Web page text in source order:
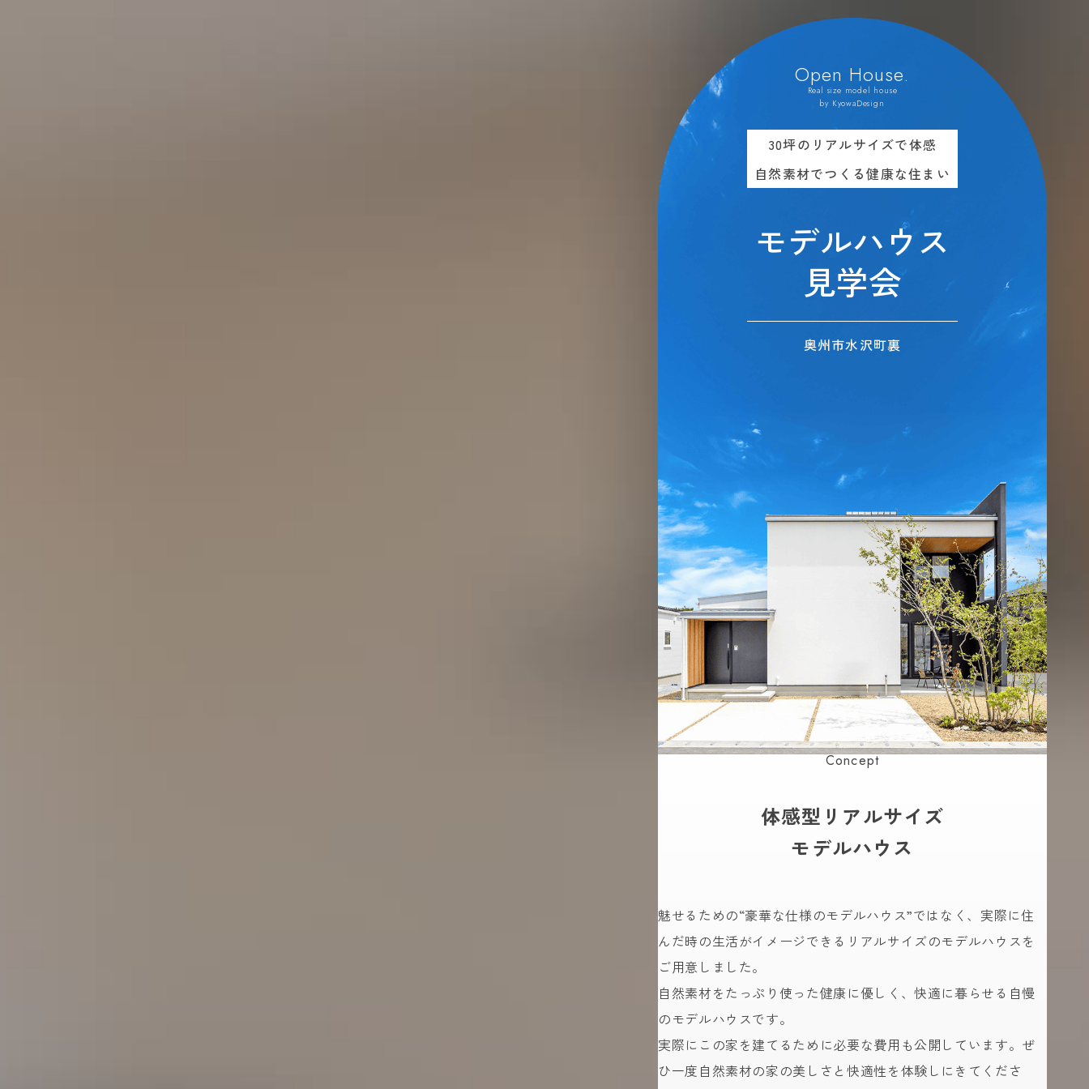
Open House.
Real size model house
by KyowaDesign
30坪のリアルサイズで体感
自然素材でつくる健康な住まい
モデルハウス
見学会
奥州市水沢町裏
Concept
体感型リアルサイズ
モデルハウス
魅せるための“豪華な仕様のモデルハウス”ではなく、実際に住
んだ時の生活がイメージできるリアルサイズのモデルハウスを
ご用意しました。
自然素材をたっぷり使った健康に優しく、快適に暮らせる自慢
のモデルハウスです。
実際にこの家を建てるために必要な費用も公開しています。ぜ
ひ一度自然素材の家の美しさと快適性を体験しにきてくださ